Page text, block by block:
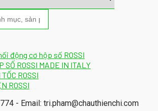
động cơ hộp số ROSSI
SỐ ROSSI MADE IN ITALY
ROSSI
ROSSI
- Email: tri.pham@chauthienchi.com